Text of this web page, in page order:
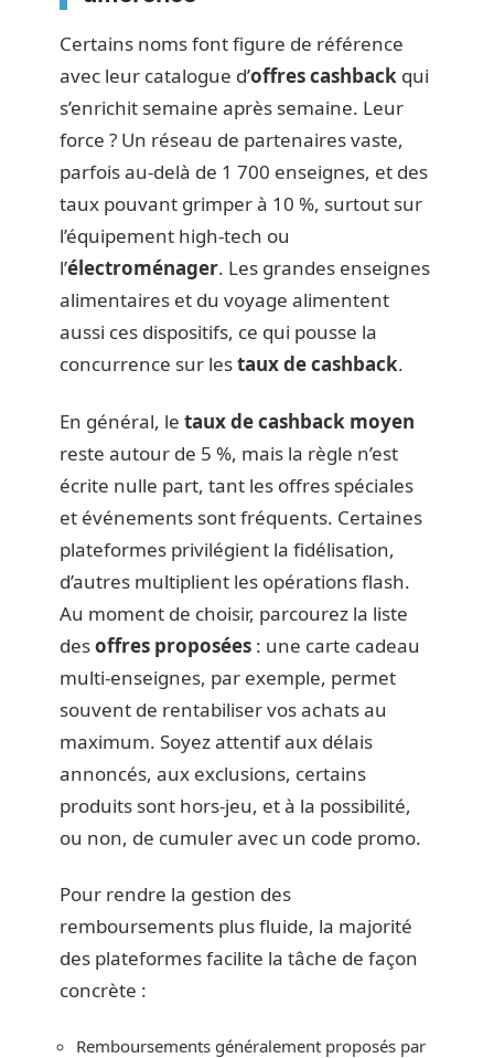
Certains noms font figure de référence
avec leur catalogue d’offres cashback qui
s’enrichit semaine après semaine. Leur
force ? Un réseau de partenaires vaste,
parfois au-delà de 1 700 enseignes, et des
taux pouvant grimper à 10 %, surtout sur
l’équipement high-tech ou
l’électroménager. Les grandes enseignes
alimentaires et du voyage alimentent
aussi ces dispositifs, ce qui pousse la
concurrence sur lestaux de cashback.
En général, le taux de cashback moyen
reste autour de 5 %, mais la règle n’est
écrite nulle part, tant les offres spéciales
et événements sont fréquents. Certaines
plateformes privilégient la fidélisation,
d’autres multiplient les opérations flash.
Au moment de choisir, parcourez la liste
desoffres proposées : une carte cadeau
multi-enseignes, par exemple, permet
souvent de rentabiliser vos achats au
maximum. Soyez attentif aux délais
annoncés, aux exclusions, certains
produits sont hors-jeu, et à la possibilité,
ou non, de cumuler avec un code promo.
Pour rendre la gestion des
remboursements plus fluide, la majorité
des plateformes facilite la tâche de façon
concrète :
Remboursements généralement proposés par